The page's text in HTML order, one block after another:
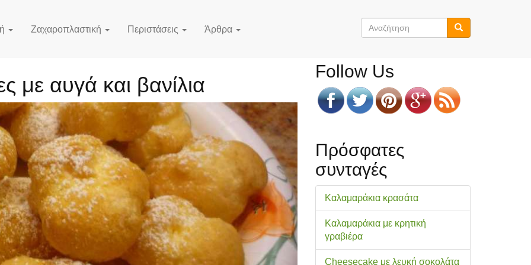
Ζαχαροπλαστική Περιστάσεις Άρθρα
Φόρμα
με αυγά και βανίλια
Follow Us
Πρόσφατες
συνταγές
Καλαμαράκια κρασάτα
Καλαμαράκια με κρητική
γραβιέρα
Cheesecake με λευκή σοκολάτα